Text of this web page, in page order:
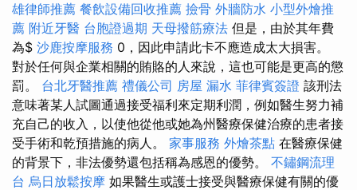
雄律師推薦 餐飲設備回收推薦 撿骨 外牆防水 小型外燴推
薦 附近牙醫 台胞證過期 天母撥筋療法 但是，由於其年費
為$ 沙鹿按摩服務 0，因此申請此卡不應造成太大損害。
對於任何與企業相關的賄賂的人來說，這也可能是更高的懲
罰。 台北牙醫推薦 禮儀公司 房屋 漏水 菲律賓簽證 該刑法
意味著某人試圖通過接受福利來定期利潤，例如醫生努力補
充自己的收入，以使他從他或她為州醫療保健治療的患者接
受手術和乾預措施的病人。 家事服務 外燴茶點 在醫療保健
的背景下，非法優勢還包括稱為感恩的優勢。 不鏽鋼流理
台 烏日放鬆按摩 如果醫生或護士接受與醫療保健有關的優